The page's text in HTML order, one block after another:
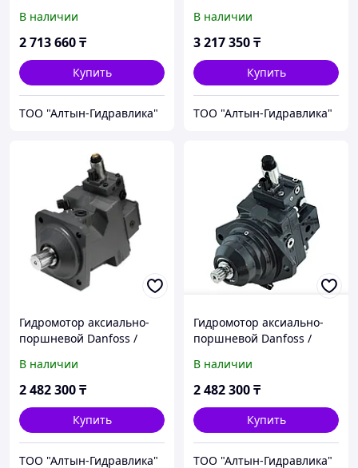
В наличии
2 713 660₸
Купить
ТОО "Алтын-Гидравлика"
Sauer-Danfoss H1P100
В наличии
3 217 350₸
Купить
ТОО "Алтын-Гидравлика"
Гидромотор аксиально-
поршневой Danfoss /
В наличии
2 482 300₸
Купить
ТОО "Алтын-Гидравлика"
Гидромотор аксиально-
поршневой Danfoss /
В наличии
2 482 300₸
Купить
ТОО "Алтын-Гидравлика"